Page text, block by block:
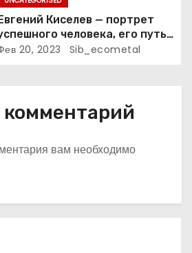
Киселев — портрет
человека, его путь
славе и личное счастье
20, 2023 Sib_ecometal
комментарий
вам необходимо